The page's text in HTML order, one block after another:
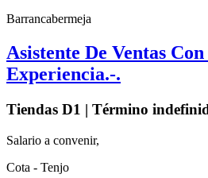
Barrancabermeja
Asistente De Ventas
Experiencia.-.
Tiendas D1 | Término
Salario a convenir,
Cota - Tenjo